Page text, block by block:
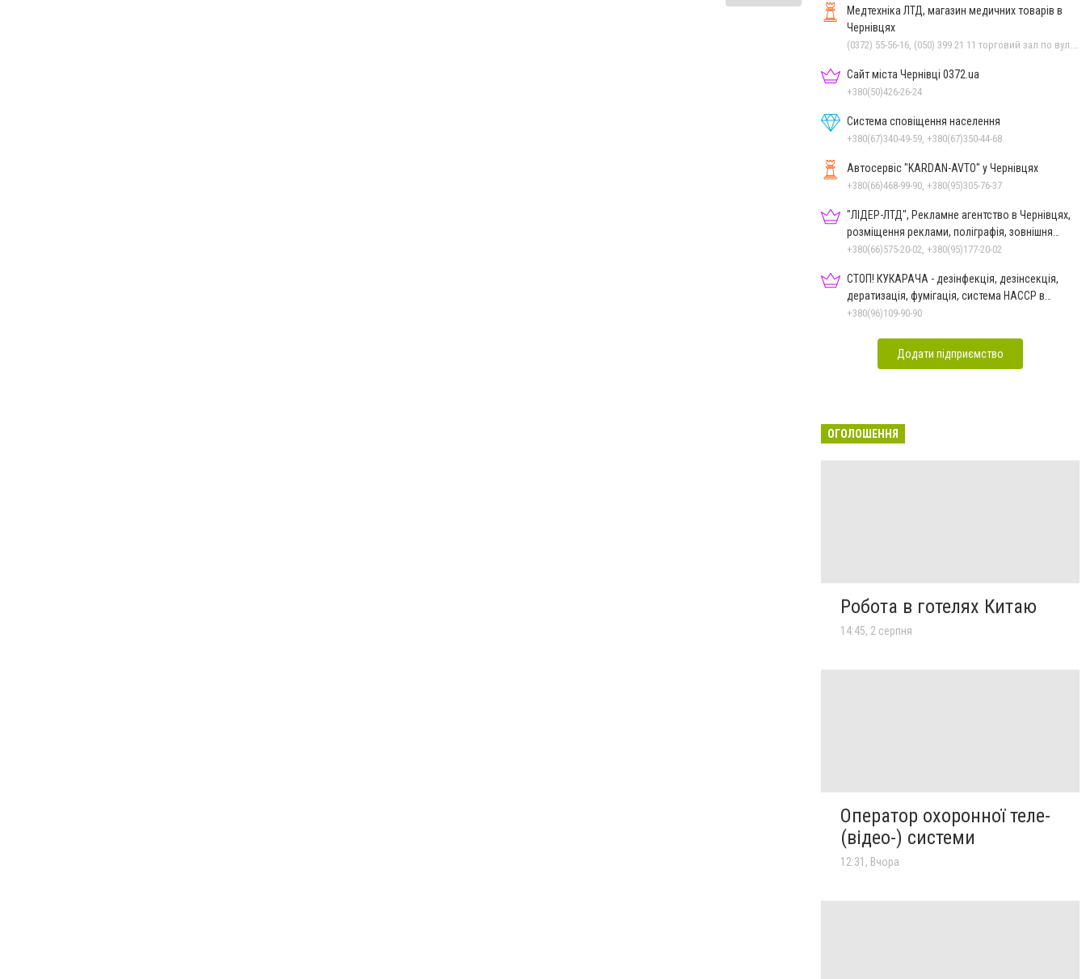
Медтехніка ЛТД, магазин медичних товарів в
Чернівцях
Сайт міста Чернівці 0372.ua
+380(50)426-26-24
Система сповіщення населення
+380(67)340-49-59, +380(67)350-44-68
Автосервіс "KARDAN-AVTO" у Чернівцях
+380(66)468-99-90, +380(95)305-76-37
"ЛІДЕР-ЛТД", Рекламне агентство в Чернівцях,
розміщення реклами, поліграфія, зовнішня
реклама
+380(66)575-20-02, +380(95)177-20-02
СТОП! КУКАРАЧА - дезінфекція, дезінсекція,
дератизація, фумігація, система HACCP в
Чернівцях
+380(96)109-90-90
Додати підприємство
ОГОЛОШЕННЯ
Робота в готелях Китаю
14:45, 2 серпня
Оператор охоронної теле-
(відео-) системи
12:31, Вчора